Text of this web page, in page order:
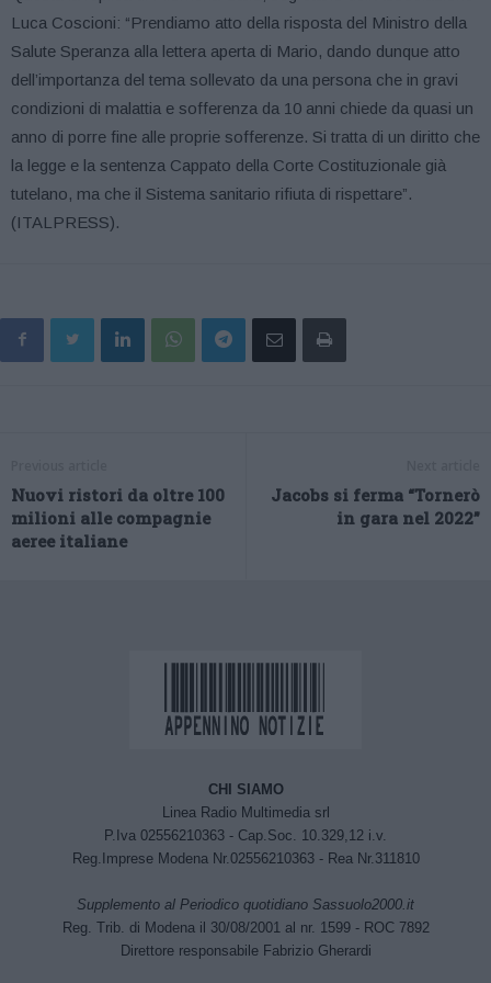
Luca Coscioni: “Prendiamo atto della risposta del Ministro della
Salute Speranza alla lettera aperta di Mario, dando dunque atto
dell’importanza del tema sollevato da una persona che in gravi
condizioni di malattia e sofferenza da 10 anni chiede da quasi un
anno di porre fine alle proprie sofferenze. Si tratta di un diritto che
la legge e la sentenza Cappato della Corte Costituzionale già
tutelano, ma che il Sistema sanitario rifiuta di rispettare”.
(ITALPRESS).
Nuovi ristori da oltre 100
milioni alle compagnie
aeree italiane
Jacobs si ferma “Tornerò
in gara nel 2022”
CHI SIAMO
Linea Radio Multimedia srl
P.Iva 02556210363 - Cap.Soc. 10.329,12 i.v.
Reg.Imprese Modena Nr.02556210363 - Rea Nr.311810
Supplemento al Periodico quotidiano Sassuolo2000.it
Reg. Trib. di Modena il 30/08/2001 al nr. 1599 - ROC 7892
Direttore responsabile Fabrizio Gherardi